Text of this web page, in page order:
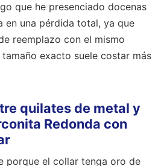
que he presenciado docenas
en una pérdida total, ya que
reemplazo con el mismo
exacto suele costar más
quilates de metal y
Redonda con
porque el collar tenga oro de